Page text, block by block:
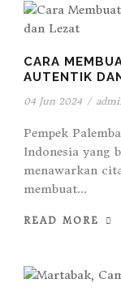
CARA
AUTENTIK
04 Jun 2024 /
Pempek
Indonesia yang
menawarkan
membuat...
READ MORE